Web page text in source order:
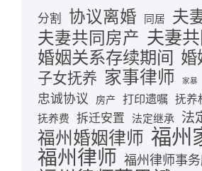
分割 协议离婚 同居 夫
夫妻共同房产 夫妻
婚姻关系存续期间 婚
子女抚养 家事律师 家暴
忠诚协议 房产 打印遗嘱 抚养
抚养费 拆迁安置 法定继承 法
福州婚姻律师 福州
福州律师 福州律师事